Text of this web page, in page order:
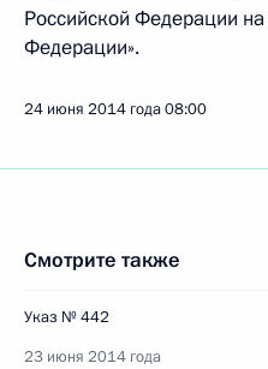
Российской Федерации
Федерации».
24 июня 2014 года08:00
Смотрите также
Указ № 442
23 июня 2014 года